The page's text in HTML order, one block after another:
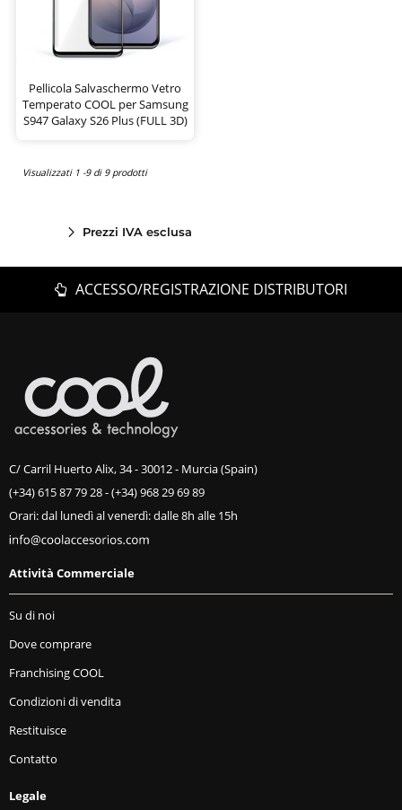
Pellicola Salvaschermo Vetro
Temperato COOL per Samsung
S947 Galaxy S26 Plus (FULL 3D)
Visualizzati 1 -9 di 9 prodotti
Prezzi IVA esclusa
ACCESSO/REGISTRAZIONE DISTRIBUTORI
C/ Carril Huerto Alix, 34 - 30012 - Murcia (Spain)
(+34) 615 87 79 28-(+34) 968 29 69 89
Orari: dal lunedì al venerdì: dalle 8h alle 15h
Attività Commerciale
Su di noi
Dove comprare
Franchising COOL
Condizioni di vendita
Restituisce
Contatto
Legale